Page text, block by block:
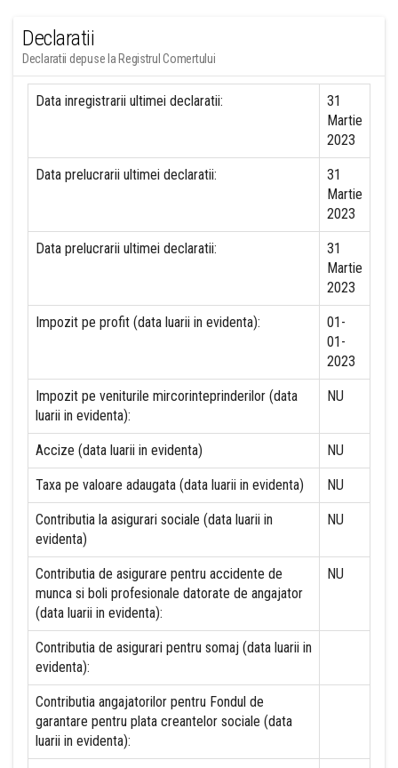
Declaratii
Declaratii depuse la Registrul Comertului
Data inregistrarii ultimei declaratii:
31
Martie
2023
Data prelucrarii ultimei declaratii:
31
Martie
2023
Data prelucrarii ultimei declaratii:
31
Martie
2023
Impozit pe profit (data luarii in evidenta):
01-
01-
2023
Impozit pe veniturile mircorinteprinderilor (data
luarii in evidenta):
NU
Accize (data luarii in evidenta) NU
Taxa pe valoare adaugata (data luarii in evidenta) NU
Contributia la asigurari sociale (data luarii in
evidenta)
NU
Contributia de asigurare pentru accidente de
munca si boli profesionale datorate de angajator
(data luarii in evidenta):
NU
Contributia de asigurari pentru somaj (data luarii in
evidenta):
Contributia angajatorilor pentru Fondul de
garantare pentru plata creantelor sociale (data
luarii in evidenta):